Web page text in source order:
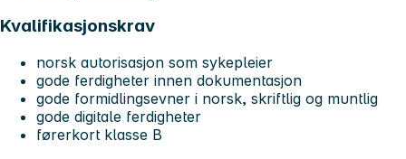
Kvalifikasjonskrav
norsk autorisasjon som sykepleier
gode ferdigheter innen dokumentasjon
gode formidlingsevner i norsk, skriftlig og muntlig
gode digitale ferdigheter
førerkort klasse B